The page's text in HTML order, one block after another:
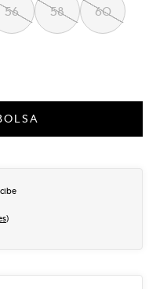
56 58 60
)